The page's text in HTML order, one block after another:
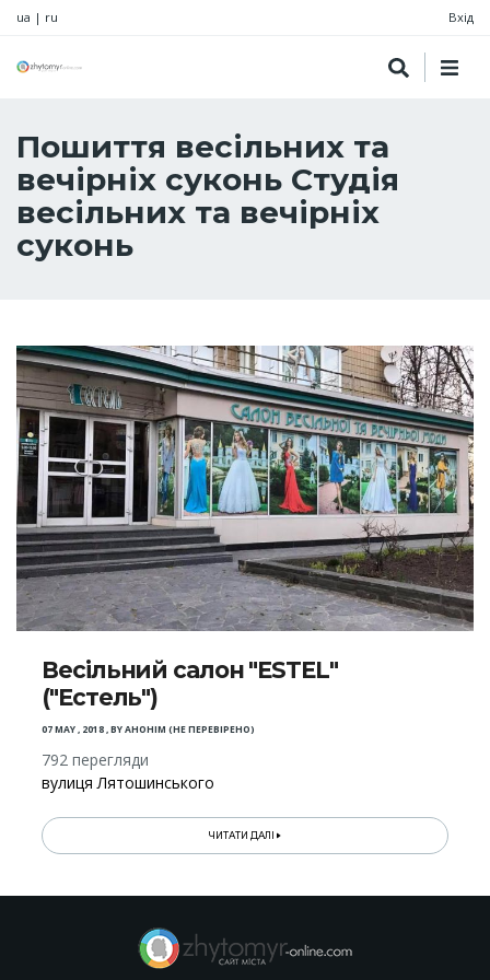
ua | ru Вхід
Пошиття весільних та
вечірніх суконь Студія
весільних та вечірніх
суконь
Весільний салон "ESTEL"
("Естель")
07 MAY , 2018,BYАНОНІМ (НЕ ПЕРЕВІРЕНО)
792 перегляди
вулиця Лятошинського
ЧИТАТИ ДАЛІ